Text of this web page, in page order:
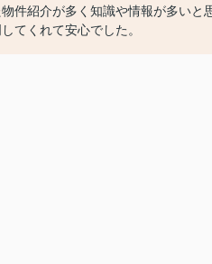
件紹介が多く知識や情報が多いと
てくれて安心でした。